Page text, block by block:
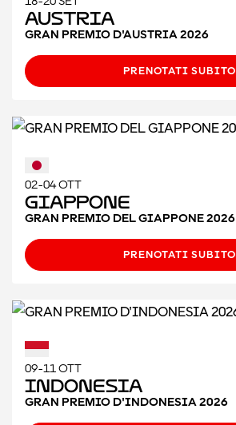
Austria
GRAN PREMIO D'AUSTRIA 2026
PRENOTATI SUBITO
02-04 OTT
Giappone
GRAN PREMIO DEL GIAPPONE 2026
PRENOTATI SUBITO
09-11 OTT
Indonesia
GRAN PREMIO D'INDONESIA 2026